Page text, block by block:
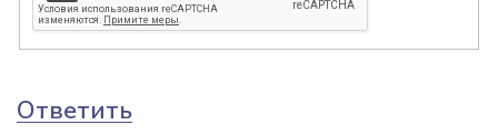
Ответить